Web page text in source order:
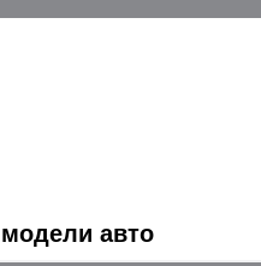
авто